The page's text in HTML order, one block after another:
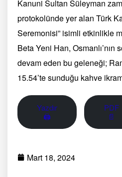
Kanuni Sultan Süleyman
protokolünde yer alan Türk
Seremonisi” isimli etkinlikle
Beta Yeni Han, Osmanlı’nın
devam eden bu geleneği;
15.54’te sunduğu kahve
Yazdır
🖨
PDF
📄
Mart 18, 2024